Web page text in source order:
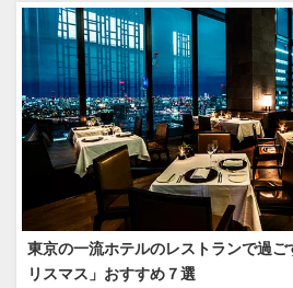
東京の一流ホテルのレストランで過ご
リスマス」おすすめ７選